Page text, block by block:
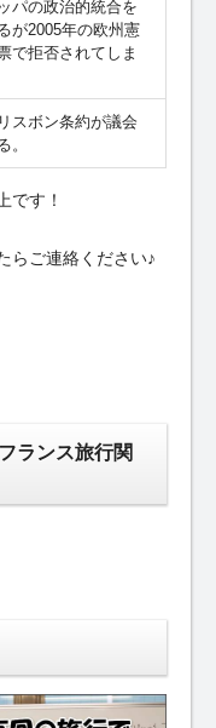
パの政治的統合を
が2005年の欧州憲
で拒否されてしま
スボン条約が議会
。
です！
らご連絡ください♪
ランス旅行関